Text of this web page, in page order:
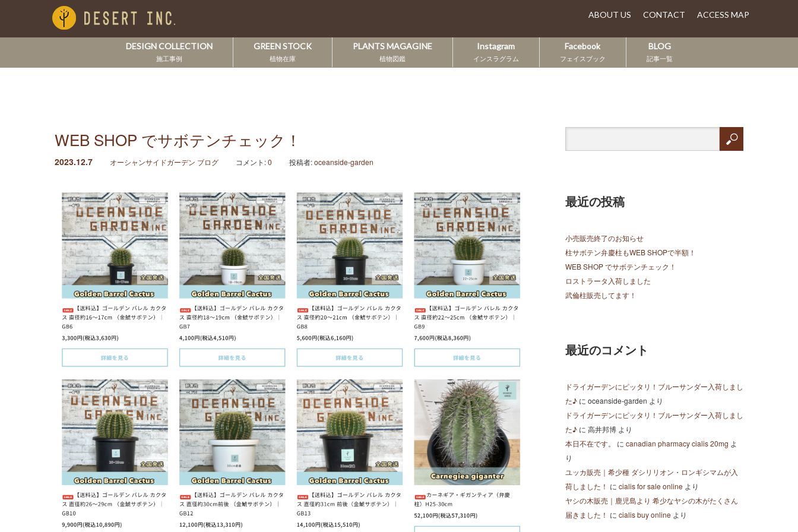
ABOUT US CONTACT ACCESS MAP
DESIGN COLLECTION
施工事例
GREEN STOCK
植物在庫
PLANTS MAGAGINE
植物図鑑
Instagram
インスラグラム
Facebook
フェイスブック
BLOG
記事一覧
WEB SHOP でサボテンチェック！
2023.12.7 オーシャンサイドガーデン ブログ コメント:0 投稿者:oceanside-garden
最近の投稿
小売販売終了のお知らせ
柱サボテン弁慶柱もWEB SHOPで半額！
WEB SHOP でサボテンチェック！
ロストラータ入荷しました
武倫柱販売してます！
最近のコメント
ドライガーデンにピッタリ！ブルーサンダー入荷しまし
た♪ に oceanside-garden より
ドライガーデンにピッタリ！ブルーサンダー入荷しまし
た♪ に 高井邦博 より
本日不在です。
に canadian pharmacy cialis 20mg よ
り
ユッカ販売｜希少種 ダシリリオン・ロンギシマムが入
荷しました！ に cialis for sale online より
ヤシの木販売｜鹿児島より 希少なヤシの木がたくさん
届きました！ に cialis buy online より